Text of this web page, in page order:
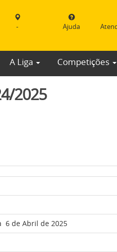
- Ajuda
A Liga Competições
2025
6 de Abril de 2025